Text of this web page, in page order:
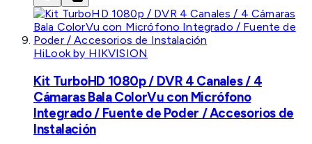
HiLook by HIKVISION
Kit TurboHD 1080p / DVR 4 Canales / 4
Cámaras Bala ColorVu con Micrófono
Integrado / Fuente de Poder / Accesorios de
Instalación